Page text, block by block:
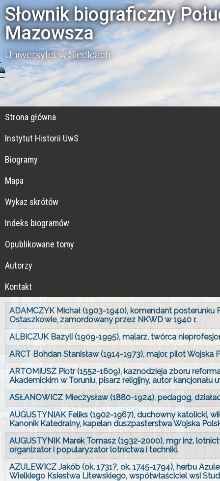
Słownik biograficzny
Mazowsza
Uniwersytet w Siedlcach
Strona główna
Instytut Historii UwS
Biogramy
Mapa
Wykaz skrótów
Indeks biogramów
Opublikowane tomy
Autorzy
Kontakt
ADAMCZYK Michał (1903-1940), komendant
Ostaszkowie, zamordowany przez NKWD w 1940 r.
ALBICZUK Bazyli (1909-1995), malarz, twórca
ARCT Bohdan Stanisław (1914-1973), major, pilot
ARTOMIUSZ Piotr (1552-1609), kaznodzieja zboru
Akademickim w Toruniu, pisarz religijny, autor kancjonału
ASŁANOWICZ Mieczysław (1880-1924), pedagog,
AUGUSTYNIAK Feliks (1902-1967), duchowny katolicki,
Kanonik Katedralny, kapelan duszpasterstwa Wojska
AUGUSTYNIK Marek Tomasz (1932-2000), mgr inż.
organizator i popularyzator lotnictwa i techniki.
AZULEWICZ Jakób (ok. 1731?, ok. 1745-1794), herbu
Wielkiego Ksiestwa Litewskiego, współwłaściciel wsi